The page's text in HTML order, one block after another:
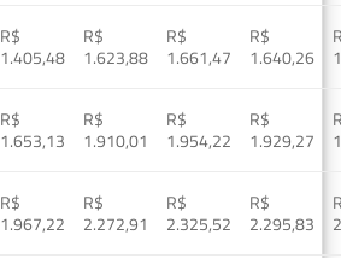
R$
1.405,48
R$
1.623,88
R$
1.661,47
R$
1.640,26
R$
1.653,13
R$
1.910,01
R$
1.954,22
R$
1.929,27
R$
1.967,22
R$
2.272,91
R$
2.325,52
R$
2.295,83